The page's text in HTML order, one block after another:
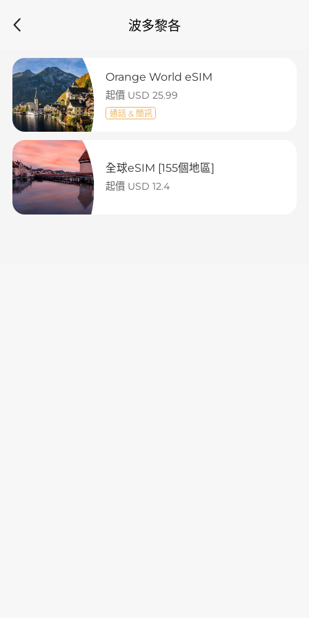
波多黎各
Orange World eSIM
起價 USD 25.99
通話 & 簡訊
全球eSIM [155個地區]
起價 USD 12.4